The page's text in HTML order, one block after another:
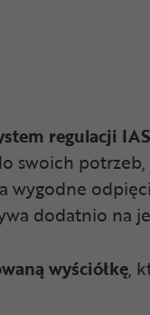
regulacji IAS
swoich
wygodne
dodatnio na
wyściółkę,